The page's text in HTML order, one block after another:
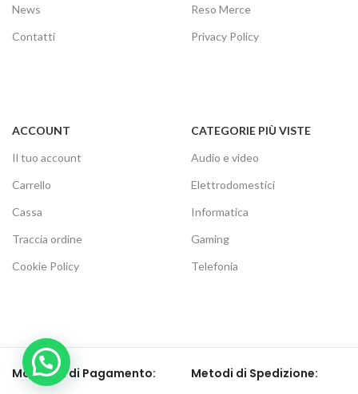
News
Contatti
Reso Merce
Privacy Policy
ACCOUNT
Il tuo account
Carrello
Cassa
Traccia ordine
Cookie Policy
CATEGORIE PIÙ VISTE
Audio e video
Elettrodomestici
Informatica
Gaming
Telefonia
Modalità di Pagamento: Metodi di Spedizione: